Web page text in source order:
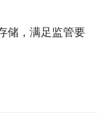
储，满足监管要